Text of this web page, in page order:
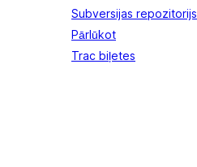
Subversijas repozitorijs
Pārlūkot
Trac biļetes